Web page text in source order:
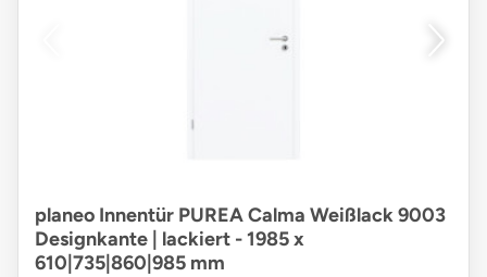
planeo Innentür PUREA Calma Weißlack 9003
Designkante | lackiert - 1985 x
610|735|860|985 mm